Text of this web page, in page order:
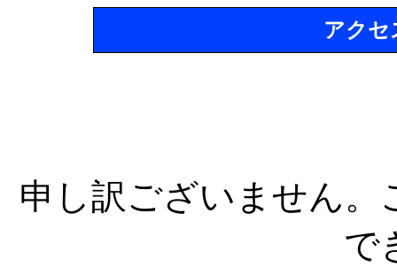
アクセ
申し訳ございません
で